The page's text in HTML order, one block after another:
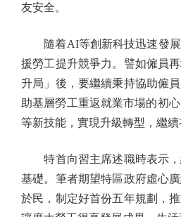
友安全。
隨着AI等創新科技迅速發展
援勞工提升競爭力。譬如僱員
升局」後，要繼續秉持協助僱
助基層勞工重返就業市場的初
等新技能，實現升級轉型，繼續
特首向習主席述職時表示，
基礎。筆者期望特區政府虛心
於民，制定好首份五年規劃，